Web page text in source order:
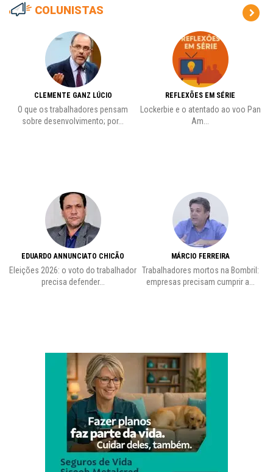
COLUNISTAS
CLEMENTE GANZ LÚCIO
O que os trabalhadores pensam
sobre desenvolvimento; por...
EDUARDO ANNUNCIATO CHICÃO
Eleições 2026: o voto do trabalhador
precisa defender...
REFLEXÕES EM SÉRIE
Lockerbie e o atentado ao voo Pan
Am...
MÁRCIO FERREIRA
Trabalhadores mortos na Bombril:
empresas precisam cumprir a...